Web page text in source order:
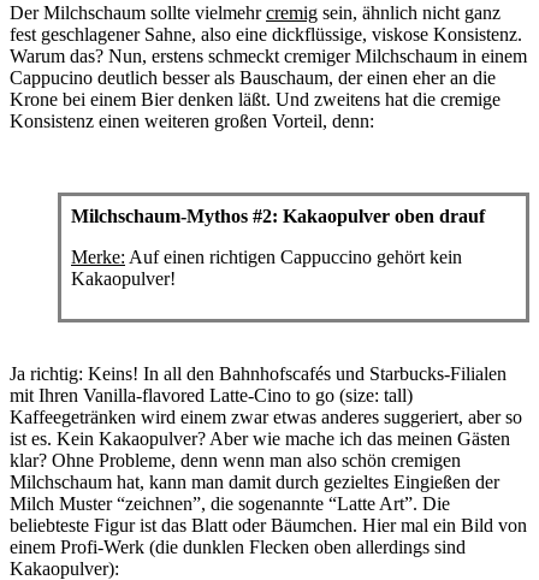
Der Milchschaum sollte vielmehrcremig sein, ähnlich nicht ganz
fest geschlagener Sahne, also eine dickflüssige, viskose Konsistenz.
Warum das? Nun, erstens schmeckt cremiger Milchschaum in einem
Cappucino deutlich besser als Bauschaum, der einen eher an die
Krone bei einem Bier denken läßt. Und zweitens hat die cremige
Konsistenz einen weiteren großen Vorteil, denn:
Milchschaum-Mythos #2: Kakaopulver oben drauf
Merke: Auf einen richtigen Cappuccino gehört kein
Kakaopulver!
Ja richtig: Keins! In all den Bahnhofscafés und Starbucks-Filialen
mit Ihren Vanilla-flavored Latte-Cino to go (size: tall)
Kaffeegetränken wird einem zwar etwas anderes suggeriert, aber so
ist es. Kein Kakaopulver? Aber wie mache ich das meinen Gästen
klar? Ohne Probleme, denn wenn man also schön cremigen
Milchschaum hat, kann man damit durch gezieltes Eingießen der
Milch Muster “zeichnen”, die sogenannte “Latte Art”. Die
beliebteste Figur ist das Blatt oder Bäumchen. Hier mal ein Bild von
einem Profi-Werk (die dunklen Flecken oben allerdings sind
Kakaopulver):